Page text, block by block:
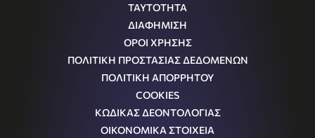
ΤΑΥΤΟΤΗΤΑ
ΔΙΑΦΗΜΙΣΗ
ΟΡΟΙ ΧΡΗΣΗΣ
ΠΟΛΙΤΙΚΗ ΠΡΟΣΤΑΣΙΑΣ ΔΕΔΟΜΕΝΩΝ
ΠΟΛΙΤΙΚΗ ΑΠΟΡΡΗΤΟΥ
COOKIES
ΚΩΔΙΚΑΣ ΔΕΟΝΤΟΛΟΓΙΑΣ
ΟΙΚΟΝΟΜΙΚΑ ΣΤΟΙΧΕΙΑ